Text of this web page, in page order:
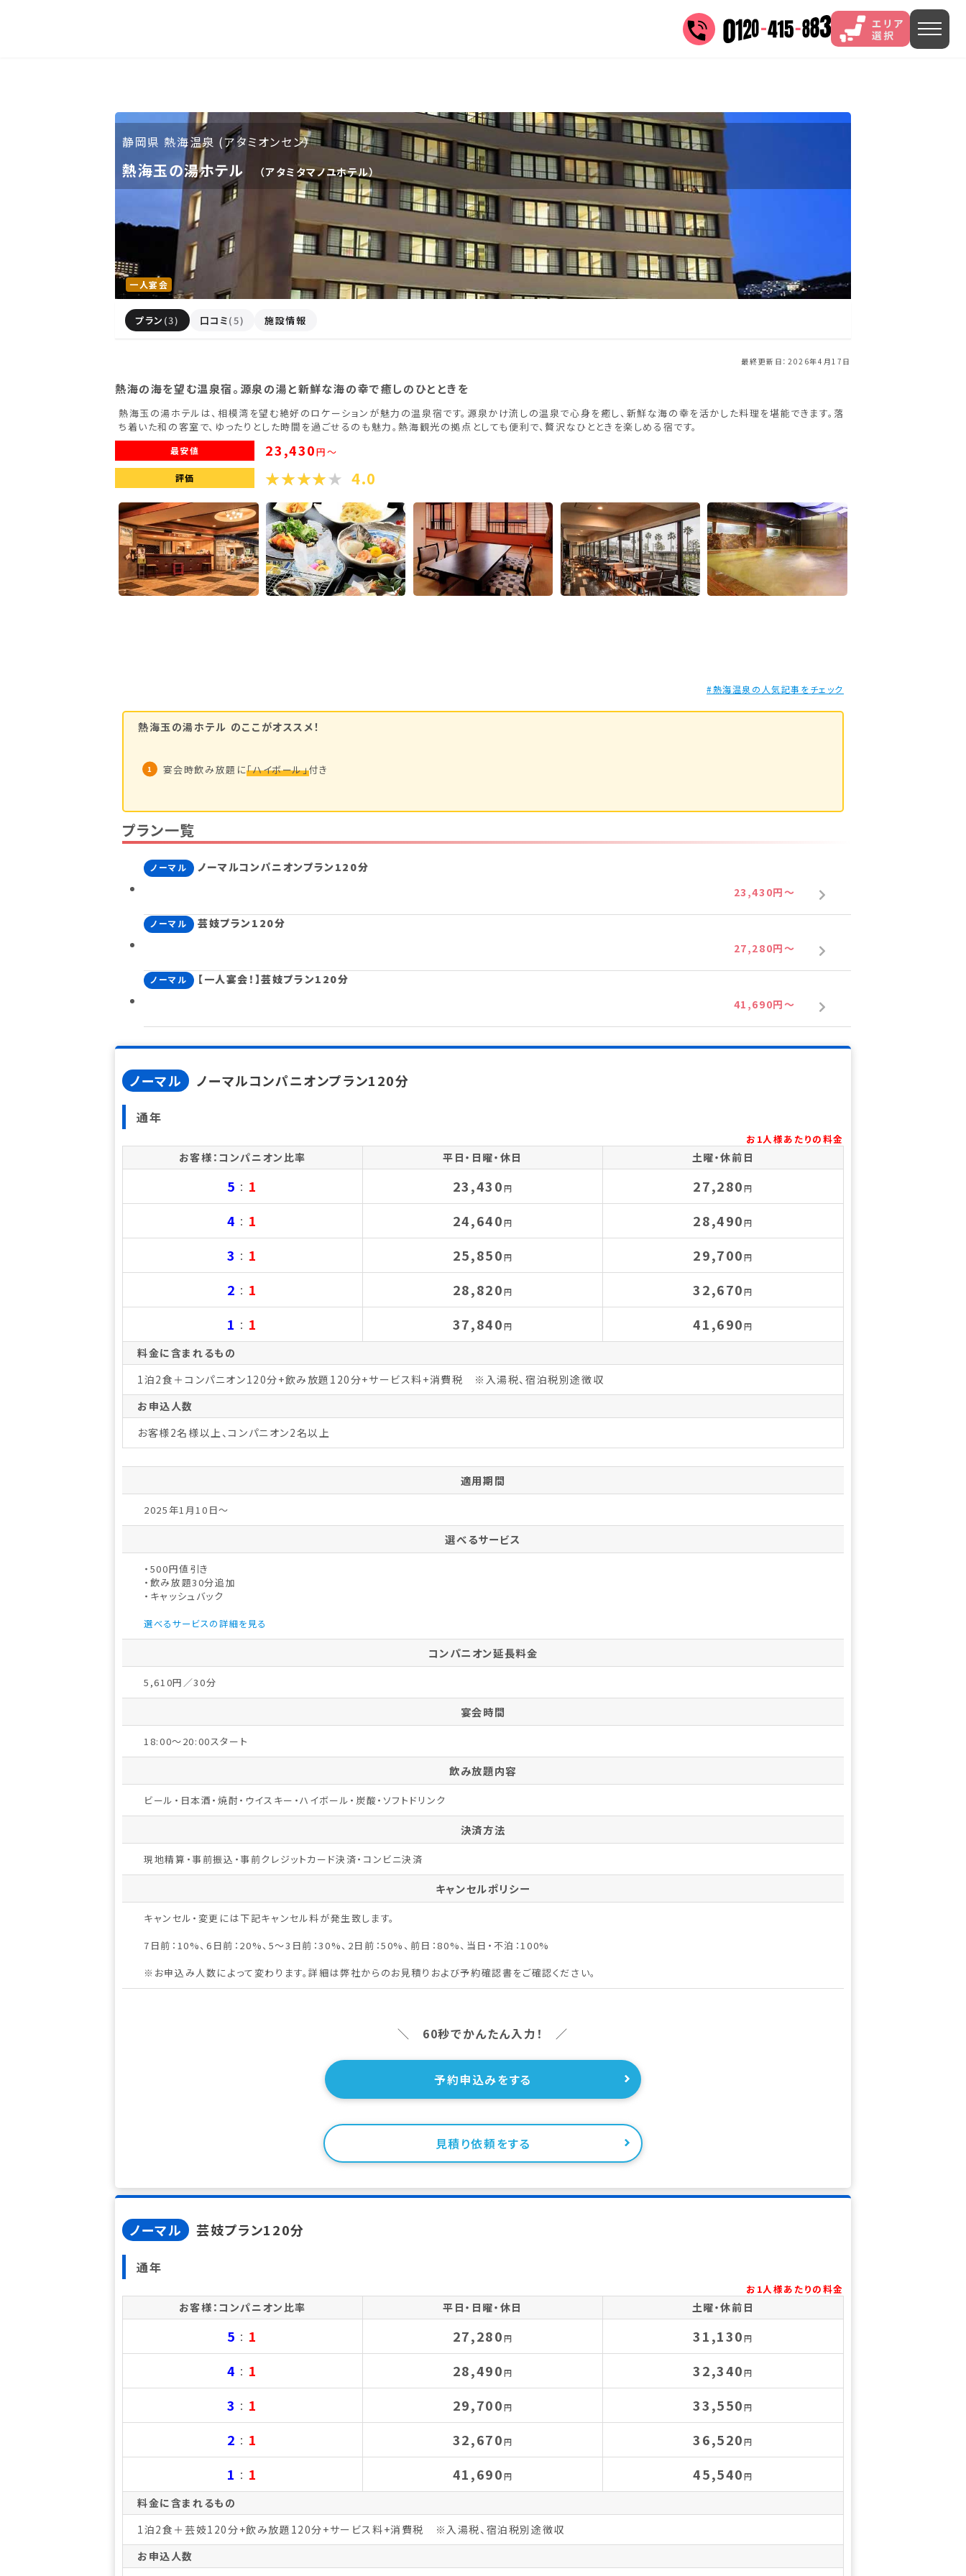
北海道・東北
北海道(13) 岩手県(3) 山形県(3) 宮城県(8) 福島県(26)
関東
栃木県(18) 群馬県(25) 茨城県(4) 埼玉県(1)
千葉県(14)
神奈川県(15)
東海
静岡県(44) 愛知県(15) 三重県(9)
中部
新潟県(13) 山梨県(19) 長野県(14)
福井県(3)
関西
九州・沖縄
福岡県(2) 熊本県(2)
静岡県 熱海温泉 (アタミオンセン）
熱海玉の湯ホテル （アタミタマノユホテル）
一人宴会
プラン (3) 口コミ(5) 施設情報
最終更新日：2026年4月17日
熱海の海を望む温泉宿。源泉の湯と新鮮な海の幸で癒しのひとときを
熱海玉の湯ホテルは、相模湾を望む絶好のロケーションが魅力の温泉宿です。源泉かけ流しの温泉で心身を癒し、新鮮な海の幸を活かした料理を堪能できます。落
ち着いた和の客室で、ゆったりとした時間を過ごせるのも魅力。熱海観光の拠点としても便利で、贅沢なひとときを楽しめる宿です。
最安値 23,430円～
評価 4.0
#熱海温泉の人気記事をチェック
熱海玉の湯ホテル のここがオススメ！
宴会時飲み放題に「ハイボール」付き
プラン一覧
ノーマル
ノーマルコンパニオンプラン120分
23,430円～
ノーマル
芸妓プラン120分
27,280円～
ノーマル
【一人宴会！】芸妓プラン120分
41,690円～
ノーマル ノーマルコンパニオンプラン120分
通年
お1人様あたりの料金
お客様：コンパニオン比率 平日・日曜・休日 土曜・休前日
5 ： 1 23,430円 27,280円
4 ： 1 24,640円 28,490円
3 ： 1 25,850円 29,700円
2 ： 1 28,820円 32,670円
1 ： 1 37,840円 41,690円
料金に含まれるもの
1泊2食＋コンパニオン120分+飲み放題120分+サービス料+消費税 ※入湯税、宿泊税別途徴収
お申込人数
お客様2名様以上、コンパニオン2名以上
適用期間
2025年1月10日～
選べるサービス
・500円値引き
・飲み放題30分追加
・キャッシュバック
選べるサービスの詳細を見る
コンパニオン延長料金
5,610円／30分
宴会時間
18:00～20:00スタート
飲み放題内容
ビール・日本酒・焼酎・ウイスキー・ハイボール・炭酸・ソフトドリンク
決済方法
現地精算・事前振込・事前クレジットカード決済・コンビニ決済
キャンセルポリシー
キャンセル・変更には下記キャンセル料が発生致します。
7日前：10%、6日前：20%、5～3日前：30%、2日前：50%、前日：80%、当日・不泊：100%
※お申込み人数によって変わります。詳細は弊社からのお見積りおよび予約確認書をご確認ください。
＼ 60秒でかんたん入力！ ／
予約申込みをする
見積り依頼をする
ノーマル 芸妓プラン120分
通年
お1人様あたりの料金
お客様：コンパニオン比率 平日・日曜・休日 土曜・休前日
5 ： 1 27,280円 31,130円
4 ： 1 28,490円 32,340円
3 ： 1 29,700円 33,550円
2 ： 1 32,670円 36,520円
1 ： 1 41,690円 45,540円
料金に含まれるもの
1泊2食＋芸妓120分+飲み放題120分+サービス料+消費税 ※入湯税、宿泊税別途徴収
お申込人数